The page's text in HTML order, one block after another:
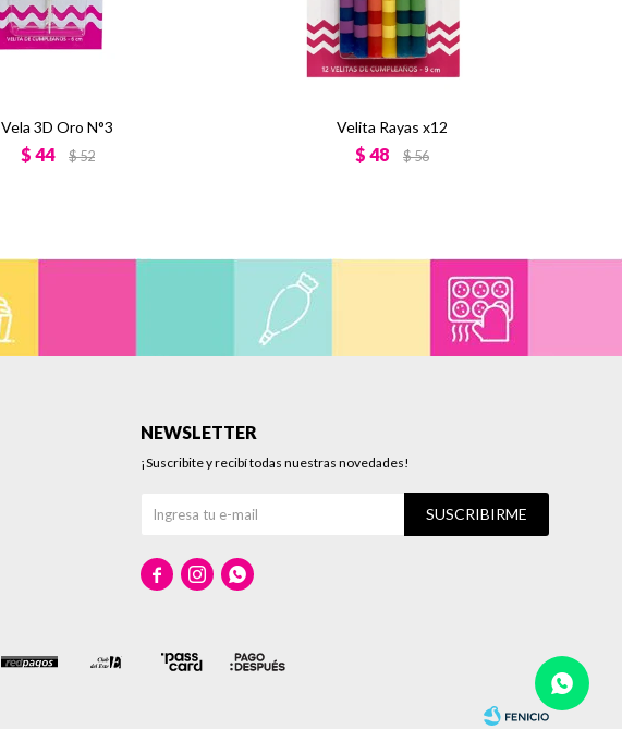
Vela 3D Oro N°3
$ 44 $52
Velita Rayas x12
$ 48 $56
NEWSLETTER
¡Suscribite y recibí todas nuestras novedades!
SUSCRIBIRME
  